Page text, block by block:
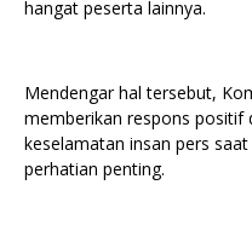
hangat peserta lainnya.
Mendengar hal tersebut,
memberikan respons positif
keselamatan insan pers
perhatian penting.